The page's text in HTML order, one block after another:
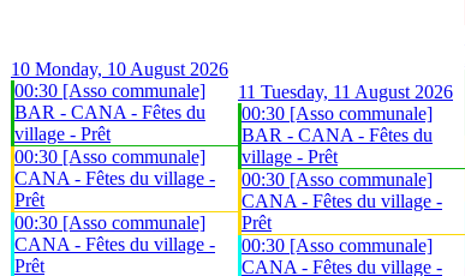
10 Monday, 10 August 2026
00:30 [Asso communale]
BAR - CANA - Fêtes du
village - Prêt
00:30 [Asso communale]
CANA - Fêtes du village -
Prêt
00:30 [Asso communale]
CANA - Fêtes du village -
Prêt
11 Tuesday, 11 August 2026
00:30 [Asso communale]
BAR - CANA - Fêtes du
village - Prêt
00:30 [Asso communale]
CANA - Fêtes du village -
Prêt
00:30 [Asso communale]
CANA - Fêtes du village -